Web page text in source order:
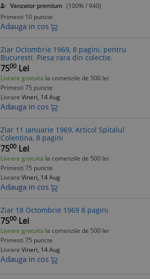
Vanzator premium (100% / 940)
Primesti 10 puncte
Adauga in cos
Ziar Octombrie 1969, 8 pagini, pentru
Bucuresti. Piesa rara din colectie.
7500 Lei
Livrare gratuita la comenzile de 500 lei
Primesti 75 puncte
Livrare Vineri, 14 Aug
Adauga in cos
Ziar 11 Ianuarie 1969, Articol Spitalul
Colentina, 8 pagini
7500 Lei
Livrare gratuita la comenzile de 500 lei
Primesti 75 puncte
Livrare Vineri, 14 Aug
Adauga in cos
Ziar 18 Octombrie 1969 8 pagini
7500 Lei
Livrare gratuita la comenzile de 500 lei
Primesti 75 puncte
Livrare Vineri, 14 Aug
Adauga in cos